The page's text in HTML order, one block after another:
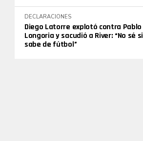
DECLARACIONES
Diego Latorre explotó contra Pablo
Longoria y sacudió a River: “No sé si
sabe de fútbol”